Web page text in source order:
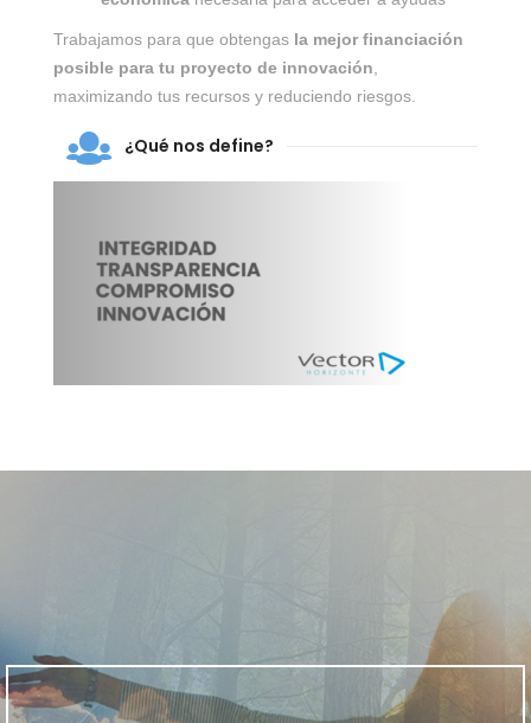
Trabajamos para que obtengas la mejor financiación
posible para tu proyecto de innovación
maximizando tus recursos y reduciendo riesgos.
¿Qué nos define?